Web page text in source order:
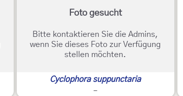
Foto gesucht
Bitte kontaktieren Sie die Admins,
wenn Sie dieses Foto zur Verfügung
stellen möchten.
Cyclophora suppunctaria
-